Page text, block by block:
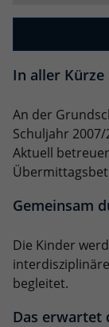
In aller Kürze
An der
Schuljahr
Aktuell
Gemeinsam
Die Kinder
begleitet.
Das erwartet